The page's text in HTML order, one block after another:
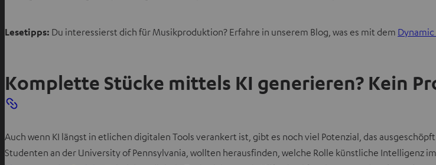
T
n
e
T
ö
f
Lesetipps: Du interessierst dich für Musikproduktion? Erfahre in unserem Blog, was es mit dem Dynamic
Komplette Stücke mittels KI generieren? Kein
Auch wenn KI längst in etlichen digitalen Tools verankert ist, gibt es noch viel Potenzial, das
Studenten an der University of Pennsylvania, wollten herausfinden, welche Rolle künstliche Intelligenz